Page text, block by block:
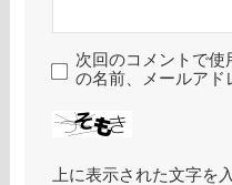
次回のコメントで使
の名前、メールアド
上に表示された文字を